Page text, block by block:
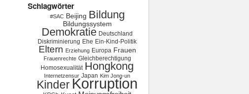
Schlagwörter
#SAC Beijing Bildung
Bildungssystem
Demokratie Deutschland
Diskriminierung Ehe Ein-Kind-Politik
Eltern Erziehung Europa Frauen
Frauenrechte Gleichberechtigung
Homosexualität Hongkong
Internetzensur Japan Kim Jong-un
KinderKorruption